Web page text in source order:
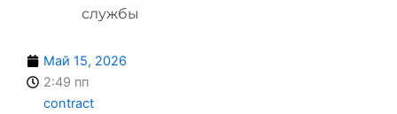
службы
Май 15, 2026
2:49 пп
contract